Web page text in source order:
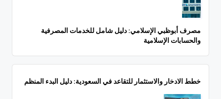
مصرف أبوظبي الإسلامي: دليل شامل للخدمات المصرفية
والحسابات الإسلامية
خطط الادخار والاستثمار للتقاعد في السعودية: دليل البدء المنظم